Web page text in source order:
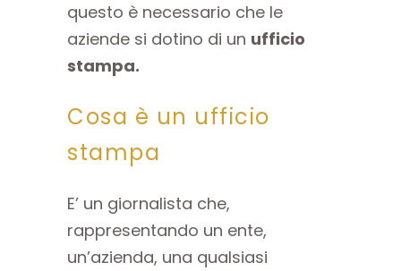
questo è necessario che le
aziende si dotino di un ufficio
stampa.
Cosa è un ufficio
stampa
E’ un giornalista che,
rappresentando un ente,
un’azienda, una qualsiasi